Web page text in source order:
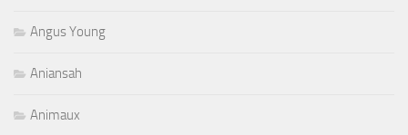
Angus Young
Aniansah
Animaux